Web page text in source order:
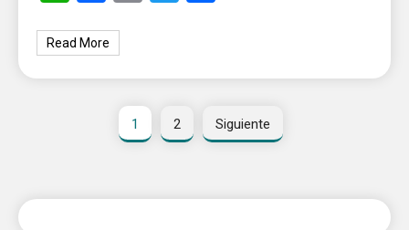
Read More
1 2 Siguiente